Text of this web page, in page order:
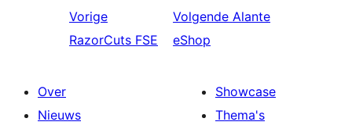
Vorige
RazorCuts FSE
Volgende Alante
eShop
Over
Nieuws
Showcase
Thema's